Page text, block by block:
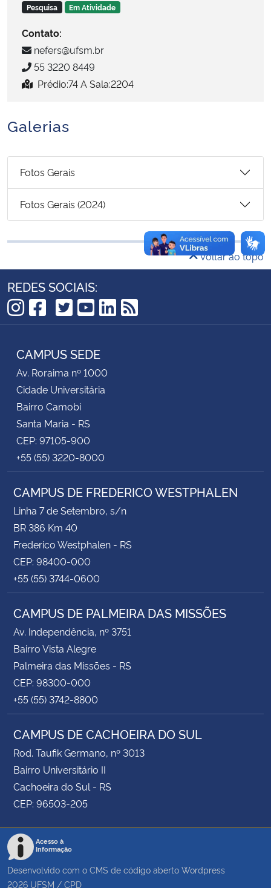
Ministério do Desenvolvimento Regional
Controladoria-Geral da União
Ministério da Mulher, da Família e dos Direitos Humanos
Secretaria de Governo
Pesquisa Em Atividade
Contato:
nefers@ufsm.br
55 3220 8449
Prédio:74 A Sala:2204
Galerias
Fotos Gerais
Fotos Gerais (2024)
Voltar ao topo
REDES SOCIAIS:
Instagram
Facebook
TikTok
Twitter
YouTube
LinkedIn
RSS
CAMPUS SEDE
Av. Roraima nº 1000
Cidade Universitária
Bairro Camobi
Santa Maria - RS
CEP: 97105-900
+55 (55) 3220-8000
CAMPUS DE FREDERICO WESTPHALEN
Linha 7 de Setembro, s/n
BR 386 Km 40
Frederico Westphalen - RS
CEP: 98400-000
+55 (55) 3744-0600
CAMPUS DE PALMEIRA DAS MISSÕES
Av. Independência, nº 3751
Bairro Vista Alegre
Palmeira das Missões - RS
CEP: 98300-000
+55 (55) 3742-8800
CAMPUS DE CACHOEIRA DO SUL
Rod. Taufik Germano, nº 3013
Bairro Universitário II
Cachoeira do Sul - RS
CEP: 96503-205
Acesso à
Informação
Desenvolvido com o CMS de código aberto Wordpress
2026 UFSM / CPD